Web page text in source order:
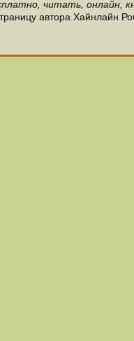
читать, онлайн,
автора Хайнлайн